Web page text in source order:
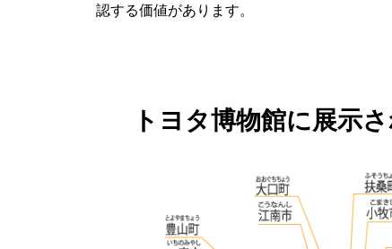
認する価値があります。
トヨタ博物館に展示